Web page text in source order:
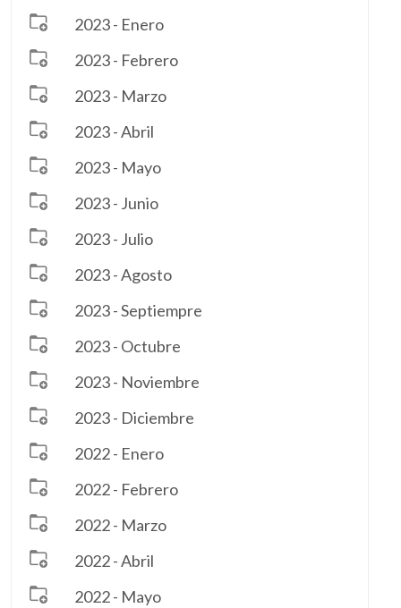
2023 - Enero
2023 - Febrero
2023 - Marzo
2023 - Abril
2023 - Mayo
2023 - Junio
2023 - Julio
2023 - Agosto
2023 - Septiempre
2023 - Octubre
2023 - Noviembre
2023 - Diciembre
2022 - Enero
2022 - Febrero
2022 - Marzo
2022 - Abril
2022 - Mayo